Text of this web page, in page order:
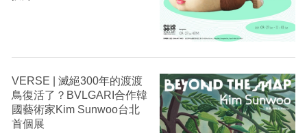
VERSE | 滅絕300年的渡渡
鳥復活了？BVLGARI合作韓
國藝術家Kim Sunwoo台北
首個展